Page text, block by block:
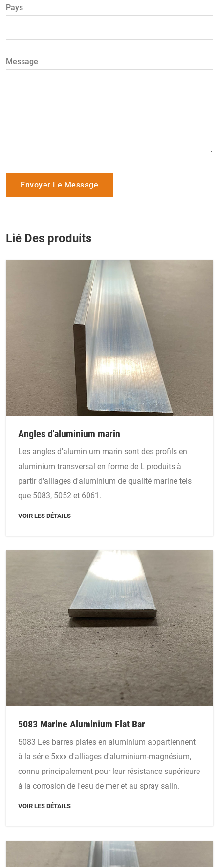
Pays
Message
Envoyer Le Message
Lié Des produits
Angles d'aluminium marin
Les angles d'aluminium marin sont des profils en
aluminium transversal en forme de L produits à
partir d'alliages d'aluminium de qualité marine tels
que 5083, 5052 et 6061.
VOIR LES DÉTAILS
5083 Marine Aluminium Flat Bar
5083 Les barres plates en aluminium appartiennent
à la série 5xxx d'alliages d'aluminium-magnésium,
connu principalement pour leur résistance supérieure
à la corrosion de l'eau de mer et au spray salin.
VOIR LES DÉTAILS